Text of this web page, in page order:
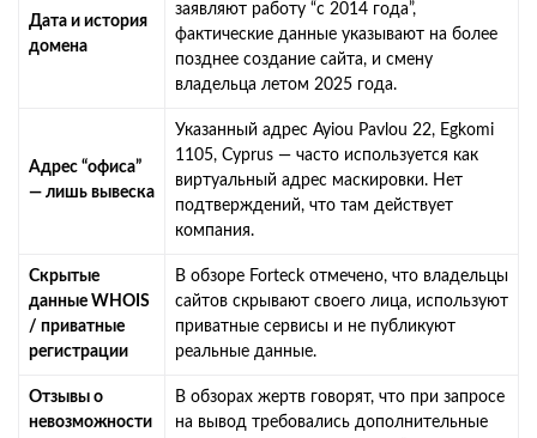
Дата и история
домена
заявляют работу “с 2014 года”,
фактические данные указывают на более
позднее создание сайта, и смену
владельца летом 2025 года.
Адрес “офиса”
— лишь вывеска
Указанный адрес Ayiou Pavlou 22, Egkomi
1105, Cyprus — часто используется как
виртуальный адрес маскировки. Нет
подтверждений, что там действует
компания.
Скрытые
данные WHOIS
/ приватные
регистрации
В обзоре Forteck отмечено, что владельцы
сайтов скрывают своего лица, используют
приватные сервисы и не публикуют
реальные данные.
Отзывы о
невозможности
В обзорах жертв говорят, что при запросе
на вывод требовались дополнительные